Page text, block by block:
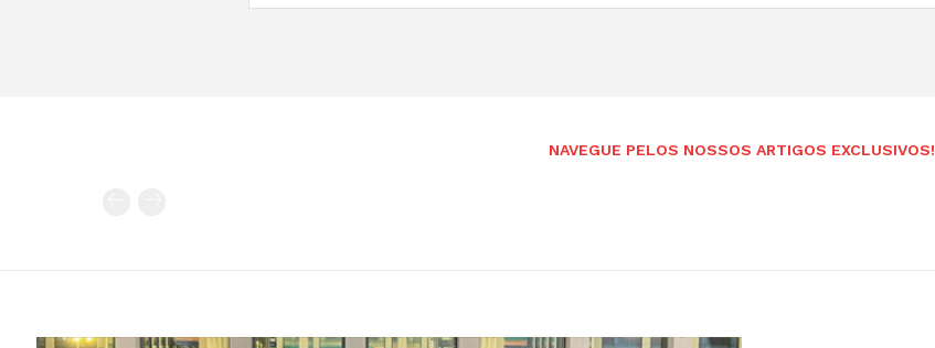
NAVEGUE PELOS NOSSOS ARTIGOS EXCLUSIVOS!